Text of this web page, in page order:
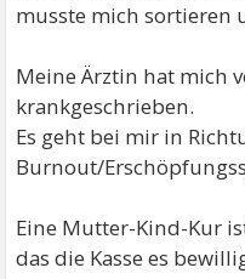
musste mich sortieren
Meine Ärztin hat mich
krankgeschrieben.
Es geht bei mir in
Burnout/
Eine Mutter-Kind-Kur
das die Kasse es